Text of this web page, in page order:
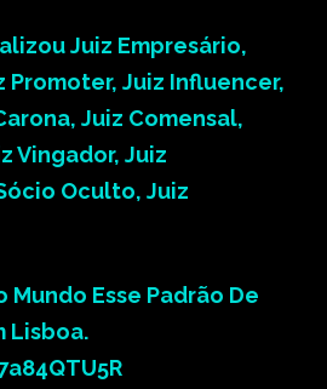
Juiz Empresário,
Promoter, Juiz Influencer,
Juiz Comensal,
Vingador, Juiz
Oculto, Juiz
Mundo Esse Padrão De
Lisboa.